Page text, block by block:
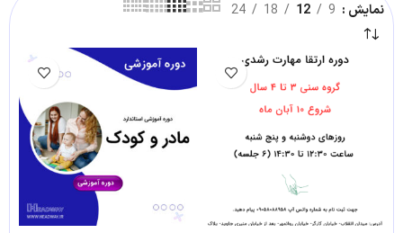
نمایش 9
12
18
24